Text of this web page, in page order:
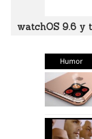
watchOS 9.6 y
Humor